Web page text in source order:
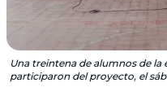
Una treintena de alumnos de la
participaron del proyecto, el